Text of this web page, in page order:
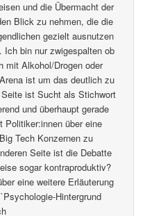
und die Übermacht der
Blick zu nehmen, die die
gezielt ausnutzen
Ich bin nur zwigespalten ob
mit Alkohol/Drogen oder
ist um das deutlich zu
ist Sucht als Stichwort
und überhaupt gerade
Politiker:innen über eine
Tech Konzernen zu
Seite ist die Debatte
sogar kontraproduktiv?
eine weitere Erläuterung
Hintergrund